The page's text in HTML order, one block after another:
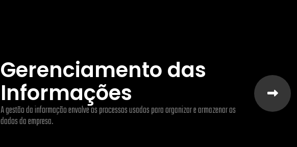
Gerenciamento das
Informações
A gestão da informação envolve os processos usados para organizar e armazenar os
dados da empresa.